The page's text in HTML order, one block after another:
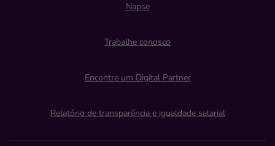
Napse
Trabalhe conosco
Encontre um Digital Partner
Relatório de transparência e igualdade salarial